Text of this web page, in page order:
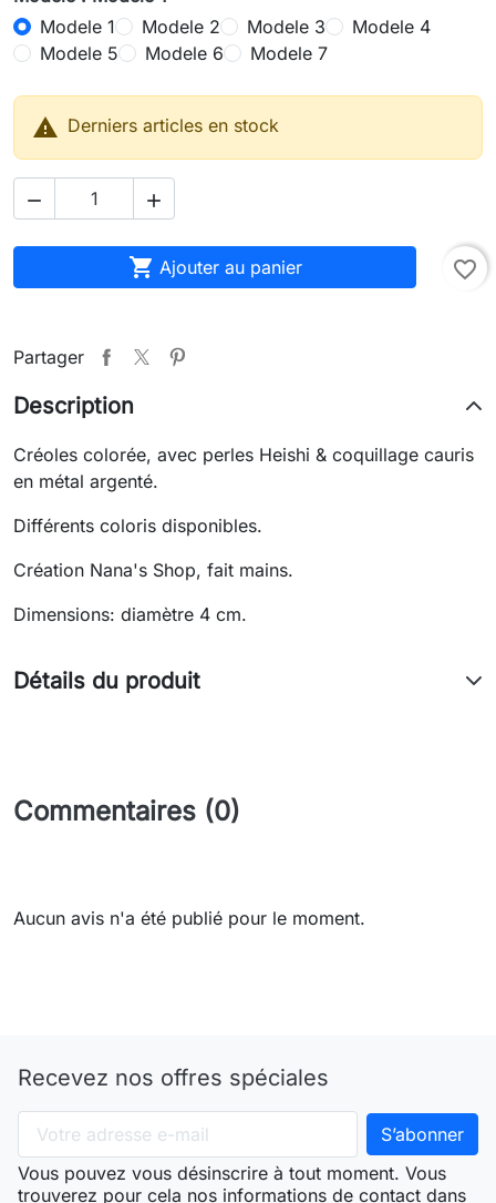
Modele 1
Modele 2 Modele 3
Modele 4
Modele 5
Modele 6 Modele 7
 Derniers articles en stock
 
 Ajouter au panier favorite_border
Partager
Description
Créoles colorée, avec perles Heishi & coquillage cauris
en métal argenté.
Différents coloris disponibles.
Création Nana's Shop, fait mains.
Dimensions: diamètre 4 cm.
Détails du produit
Commentaires (0)
Aucun avis n'a été publié pour le moment.
Recevez nos offres spéciales
Vous pouvez vous désinscrire à tout moment. Vous
trouverez pour cela nos informations de contact dans